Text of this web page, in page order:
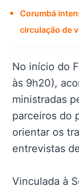
Corumbá
circulação de
No início do
às 9h20),
ministradas
parceiros do
orientar os
entrevistas
Vinculada à